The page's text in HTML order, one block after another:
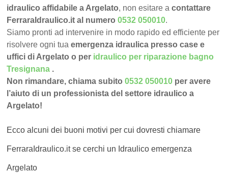
idraulico affidabile a Argelato, non esitare acontattare
FerraraIdraulico.it al numero0532 050010.
Siamo pronti ad intervenire in modo rapido ed efficiente per
risolvere ogni tuaemergenza idraulica presso case e
uffici di Argelato o per idraulico per riparazione bagno
Tresignana .
Non rimandare, chiama subito0532 050010 per avere
l’aiuto di un professionista del settore idraulico a
Argelato!
Ecco alcuni dei buoni motivi per cui dovresti chiamare
FerraraIdraulico.it se cerchi un Idraulico emergenza
Argelato